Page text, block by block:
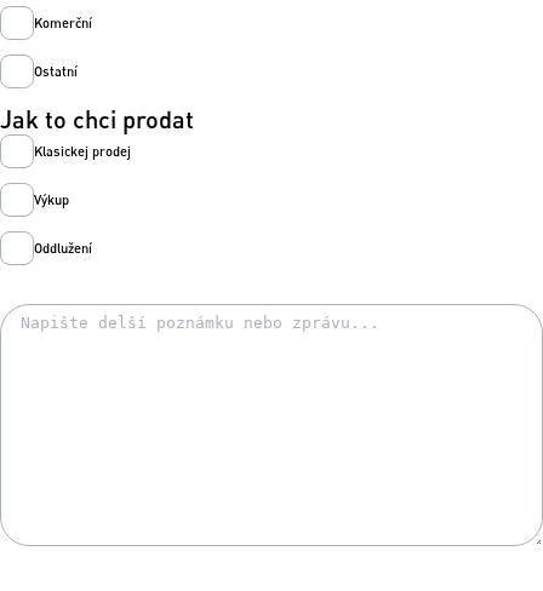
Komerční
Ostatní
Jak to chci prodat
Klasickej prodej
Výkup
Oddlužení